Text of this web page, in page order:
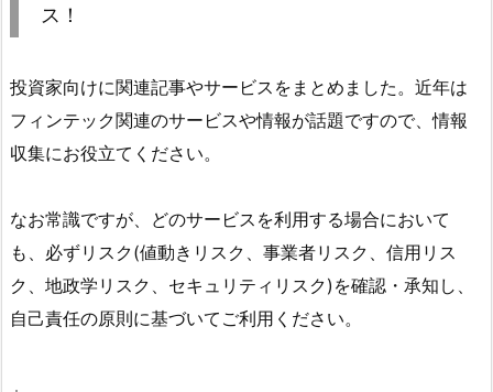
ス！
投資家向けに関連記事やサービスをまとめました。近年は
フィンテック関連のサービスや情報が話題ですので、情報
収集にお役立てください。
なお常識ですが、どのサービスを利用する場合において
も、必ずリスク(値動きリスク、事業者リスク、信用リス
ク、地政学リスク、セキュリティリスク)を確認・承知し、
自己責任の原則に基づいてご利用ください。